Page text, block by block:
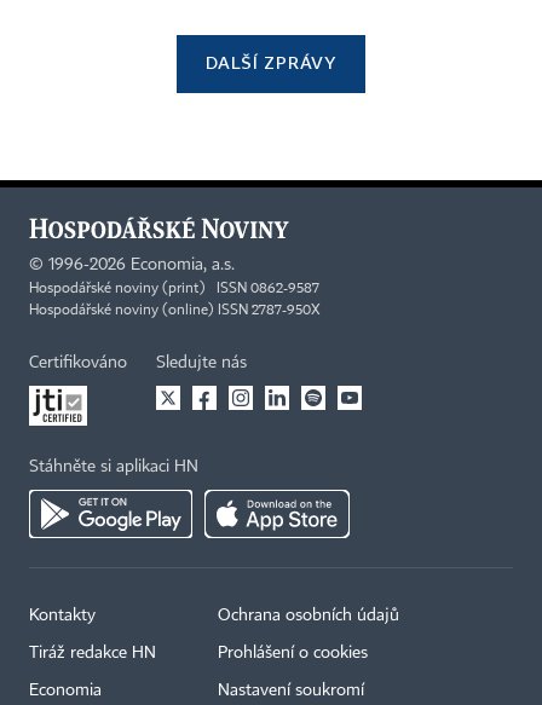
DALŠÍ ZPRÁVY
© 1996-2026 Economia, a.s.
Hospodářské noviny (print) ISSN 0862-9587
Hospodářské noviny (online) ISSN 2787-950X
Certifikováno Sledujte nás
Stáhněte si aplikaci HN
Kontakty
Tiráž redakce HN
Economia
Ochrana osobních údajů
Prohlášení o cookies
Nastavení soukromí